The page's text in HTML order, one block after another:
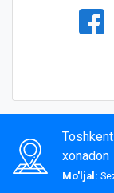
xonadon
Mo'ljal: